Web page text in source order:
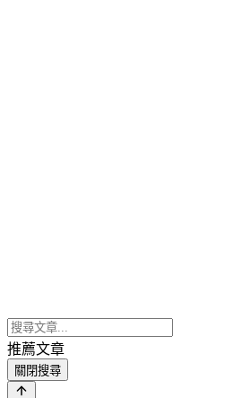
推薦文章
關閉搜尋